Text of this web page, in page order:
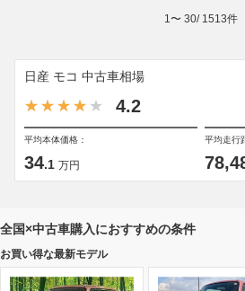
1 〜 30/ 1513件
日産 モコ 中古車相場
4.2
平均本体価格：
34.1 万円
平均走行
全国×中古車購入におすすめの条件
お買い得な最新モデル